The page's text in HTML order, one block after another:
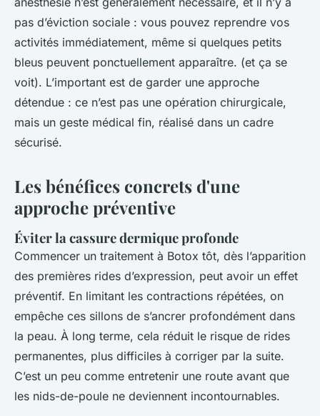
pas d’éviction sociale : vous pouvez reprendre vos
activités immédiatement, même si quelques petits
bleus peuvent ponctuellement apparaître. (et ça se
voit). L’important est de garder une approche
détendue : ce n’est pas une opération chirurgicale,
mais un geste médical fin, réalisé dans un cadre
sécurisé.
Les bénéfices concrets d'une
approche préventive
Éviter la cassure dermique profonde
Commencer un traitement à Botox tôt, dès l’apparition
des premières rides d’expression, peut avoir un effet
préventif. En limitant les contractions répétées, on
empêche ces sillons de s’ancrer profondément dans
la peau. À long terme, cela réduit le risque de rides
permanentes, plus difficiles à corriger par la suite.
C’est un peu comme entretenir une route avant que
les nids-de-poule ne deviennent incontournables.